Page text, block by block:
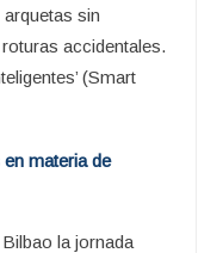
sin
accidentales.
(Smart
materia de
la jornada